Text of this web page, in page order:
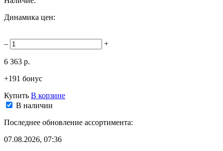
Динамика цен:
– +
6 363 р.
+191 бонус
Купить В корзине
В наличии
Последнее обновление ассортимента:
07.08.2026, 07:36